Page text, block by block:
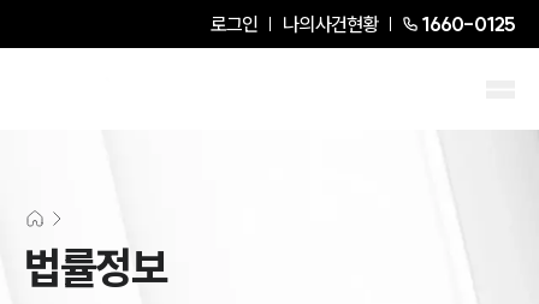
로그인 나의사건현황 1660-0125
법률정보